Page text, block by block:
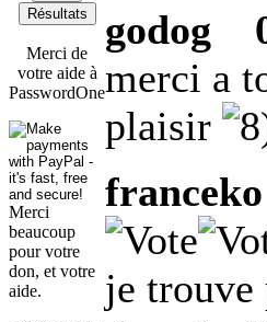
Résultats
Merci de
votre aide à
PasswordOne
Merci
beaucoup
pour votre
don, et votre
aide.
godog
merci a
plaisir
franceko
je trouve